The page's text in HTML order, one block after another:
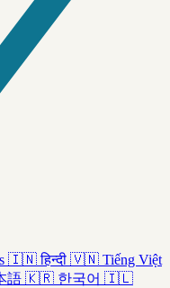
🇮🇳 हिन्दी 🇻🇳 Tiếng Việt
語 🇰🇷 한국어 🇮🇱